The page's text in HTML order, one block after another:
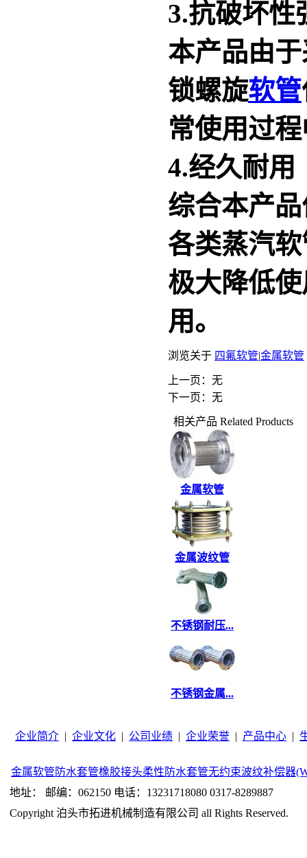
3.抗破坏性
本产品由
锁螺旋软管
常使用过
4.经久耐用
综合本产
各类蒸汽
极大降低
用。
浏览关于 四氟软管|金属软管
上一页：无
下一页：无
相关产品 Related Products
金属软管
金属波纹管
不锈钢耐压...
不锈钢金属...
企业简介 | 企业文化 | 公司业绩 | 企业荣誉 | 产品中心 |
金属软管 防水套管橡胶接头柔性防水套管无约束波纹补偿器
地址： 邮编：062150 电话：13231718080 0317-8289887
Copyright 泊头市拓进机械制造有限公司 all Rights Reserved.